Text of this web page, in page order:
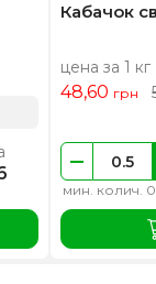
Кабачок
цена за 1 кг
48,60 грн
мин. колич.